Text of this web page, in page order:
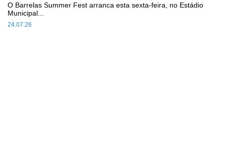
24.07.26
O Barrelas Summer Fest arranca esta sexta-feira, no Estádio
Municipal...